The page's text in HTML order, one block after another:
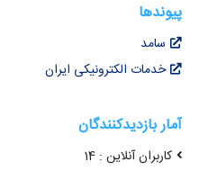
پیوندها
سامد
خدمات الکترونیکی ایران
آمار بازدیدکنندگان
کاربران آنلاین : 14